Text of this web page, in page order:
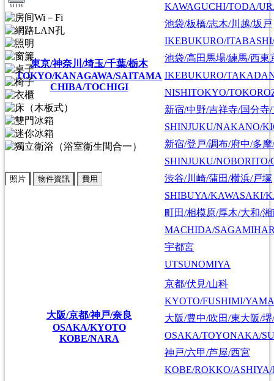
東京/神奈川/埼玉/千葉/栃木
TOKYO/KANAGAWA/SAITAMA
CHIBA/TOCHIGI
KAWAGUCHI/TODA/
池袋/板橋/志木/川越/坂戸
IKEBUKURO/
池袋/高田馬場/練馬/西東
IKEBUKURO/
NISHITOKYO/
新宿/中野/吉祥寺/国分寺
SHINJUKU/NAKANO/
新宿/登戸/調布/府中/多
SHINJUKU/
渋谷/川崎/蒲田/横浜/戸塚
SHIBUYA/KAWASAKI/
町田/相模原/厚木/大和/湘
MACHIDA/
宇都宮
UTSUNOMIYA
大阪/京都/神戸/奈良
OSAKA/KYOTO
KOBE/NARA
京都/伏見/山科
KYOTO/FUSHIMI/
大阪/豊中/吹田/東大阪/
OSAKA/TOYONAKA/
神戸/六甲/芦屋/西宮
KOBE/ROKKO/
照片 物件資訊 費用